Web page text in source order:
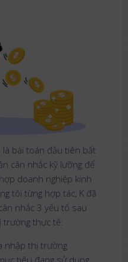
bài toán đầu tiên bất
cân nhắc kỹ lưỡng để
doanh nghiệp kinh
tôi từng hợp tác, K đã
nhắc 3 yếu tố sau
thực tế:
nhập thị trường
tiêu đang sử dụng